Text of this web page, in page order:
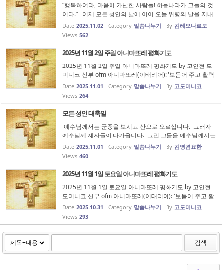
“행복하여라, 마음이 가난한 사람들! 하늘나라가 그들의 것
이다.” 어제 모든 성인의 날에 이어 오늘 위령의 날을 지내
고 있는데 이는 우리를 떠난 영혼들을 기억하는 날이라는
공통점을 가지고 있습니다. 그런데 우리를 떠나 천국에 든
Date 2025.11.02 Category 말씀나누기 By 김레오나르도
Views 562
2025년 11월 2일 주일 아니마또레 평화기도
2025년 11월 2일 주일 아니마또레 평화기도 by 고인현 도
미니코 신부 ofm 아니마또레(이태리어): '보듬어 주고 활력
과 영감을 불어넣는 자'를 의미합니다. 에페소 공의회(431
년)에서 하느님의 어머니로 선포한 성모님을 ‘평화의 모
Date 2025.11.01 Category 말씀나누기 By 고도미니코
Views 264
모든 성인 대축일
예수님께서는 군중을 보시고 산으로 오르십니다. 그러자
예수님께 제자들이 다가옵니다. 그런 그들을 예수님께서는
가르치기 시작하십니다. 마태오복음 5장에서 7장에 이르
는 긴 가르침은 행복을 이야기하는 것으로 시작합니다. '행
Date 2025.11.01 Category 말씀나누기 By 김명겸요한
Views 460
2025년 11월 1일 토요일 아니마또레 평화기도
2025년 11월 1일 토요일 아니마또레 평화기도 by 고인현
도미니코 신부 ofm 아니마또레(이태리어): '보듬어 주고 활
력과 영감을 불어넣는 자'를 의미합니다. 에페소 공의회(43
1년)에서 하느님의 어머니로 선포한 성모님을 ‘평화의 모
후’이시며 ‘모든 피조물의...
Date 2025.10.31 Category 말씀나누기 By 고도미니코
Views 293
검색